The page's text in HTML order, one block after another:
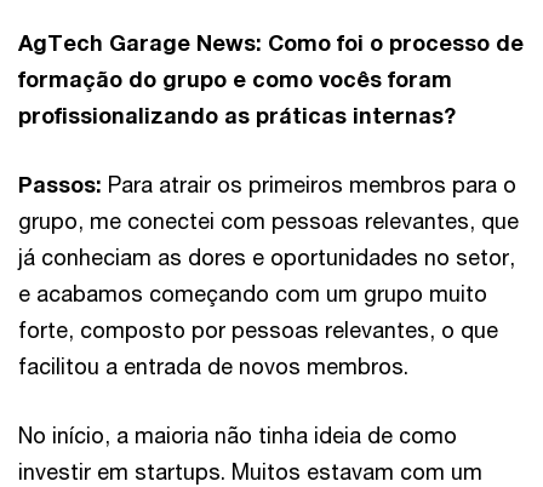
AgTech Garage News: Como foi o processo de
formação do grupo e como vocês foram
profissionalizando as práticas internas?
Passos: Para atrair os primeiros membros para o
grupo, me conectei com pessoas relevantes, que
já conheciam as dores e oportunidades no setor,
e acabamos começando com um grupo muito
forte, composto por pessoas relevantes, o que
facilitou a entrada de novos membros.
No início, a maioria não tinha ideia de como
investir em startups. Muitos estavam com um